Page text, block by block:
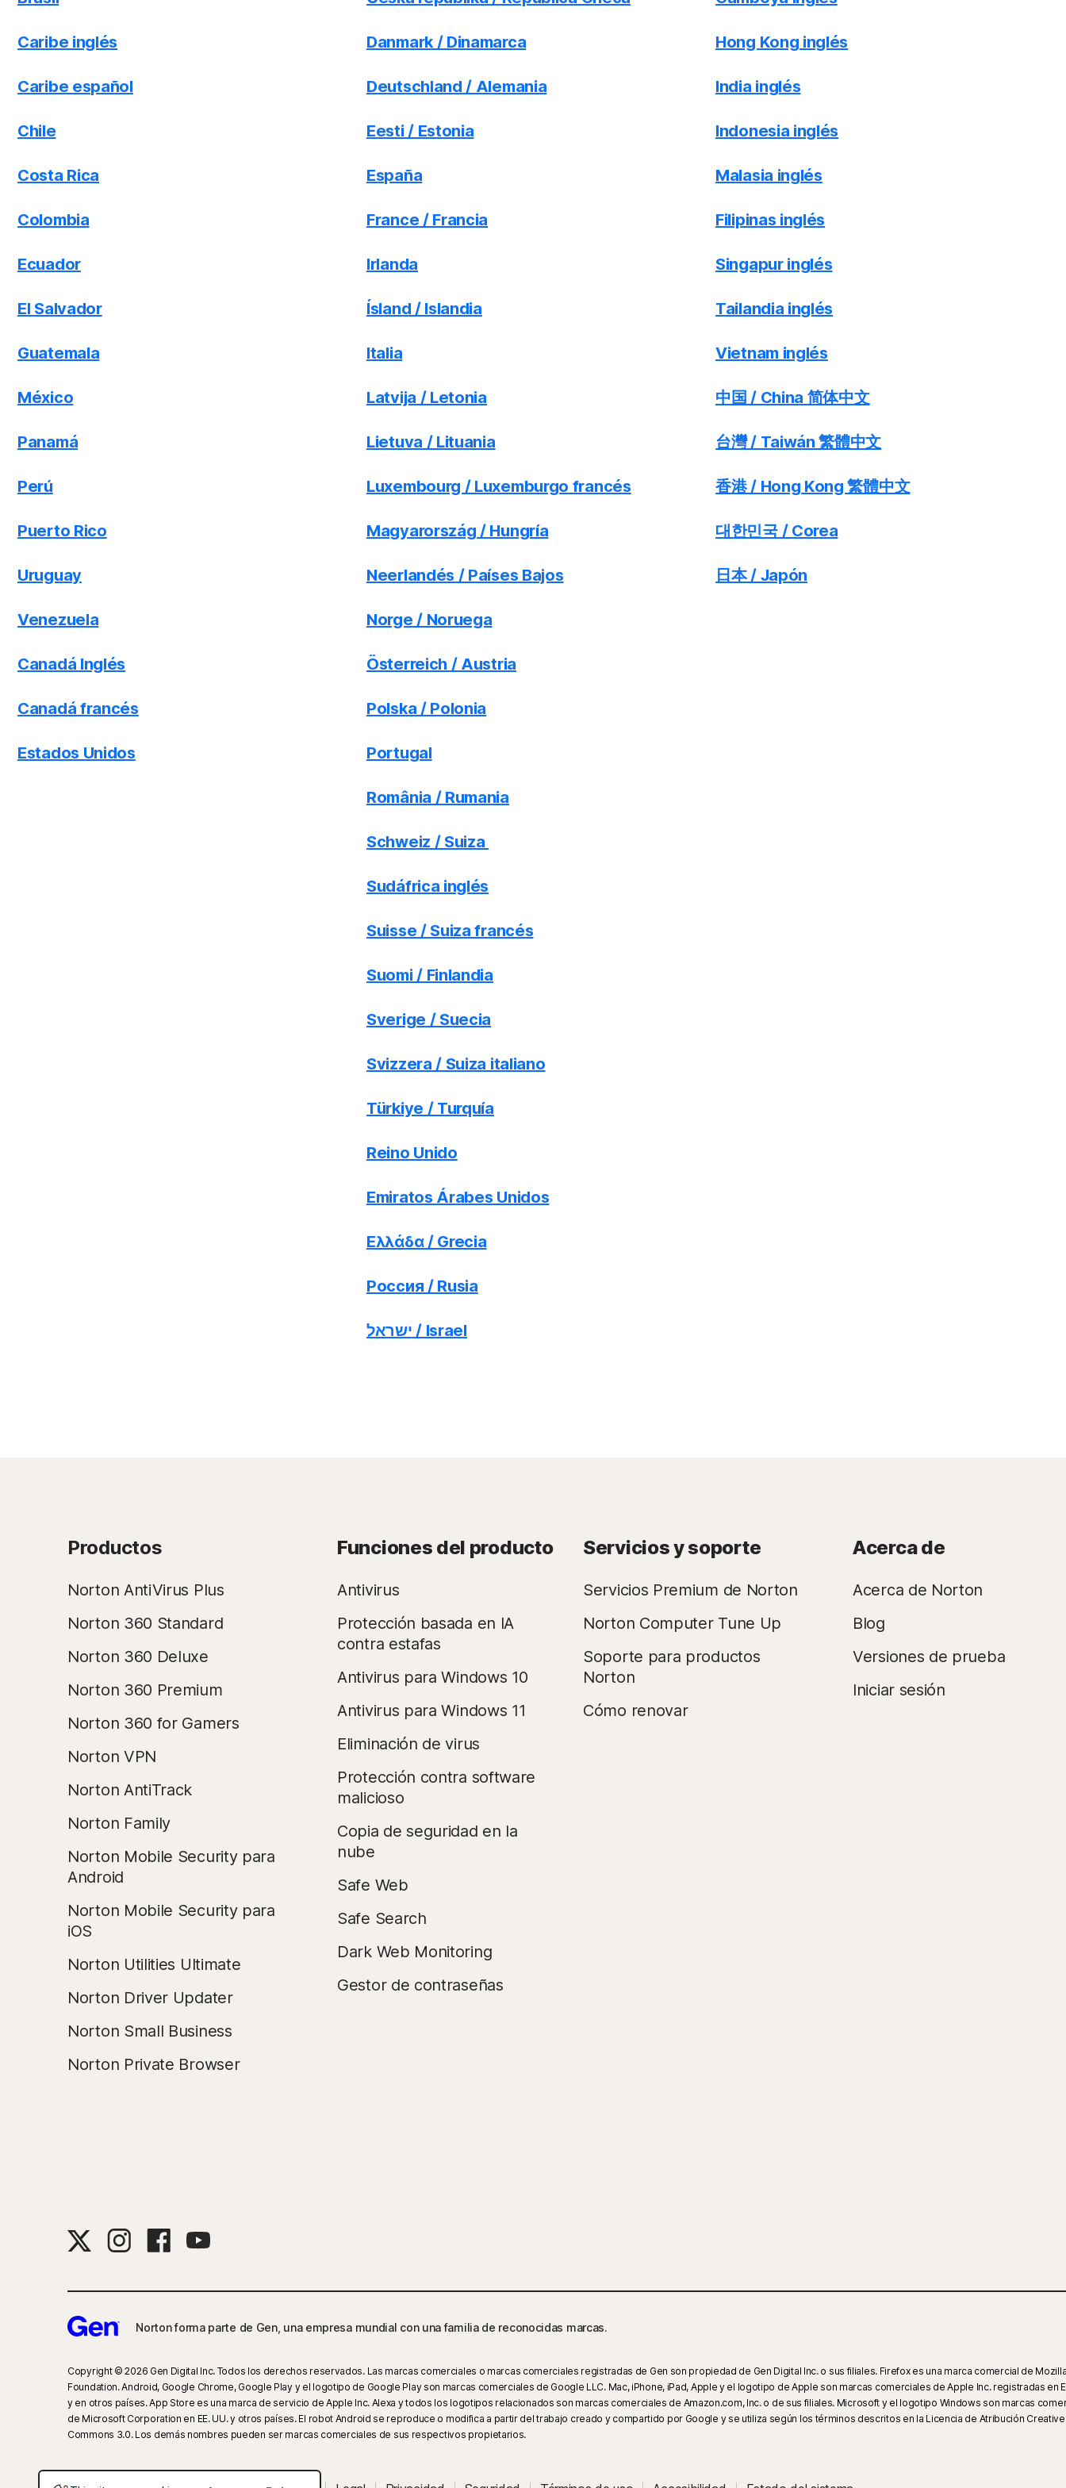
Caribe inglés
Caribe español
Chile
Costa Rica
Colombia
Ecuador
El Salvador
Guatemala
México
Panamá
Perú
Puerto Rico
Uruguay
Venezuela
Canadá Inglés
Canadá francés
Estados Unidos
Danmark / Dinamarca
Deutschland / Alemania
Eesti / Estonia
España
France / Francia
Irlanda
Ísland / Islandia
Italia
Latvija / Letonia
Lietuva / Lituania
Luxembourg / Luxemburgo francés
Magyarország / Hungría
Neerlandés / Países Bajos
Norge / Noruega
Österreich / Austria
Polska / Polonia
Portugal
România / Rumania
Schweiz / Suiza
Sudáfrica inglés
Suisse / Suiza francés
Suomi / Finlandia
Sverige / Suecia
Svizzera / Suiza italiano
Türkiye / Turquía
Reino Unido
Emiratos Árabes Unidos
Ελλάδα / Grecia
Россия / Rusia
ישראל / Israel
Hong Kong inglés
India inglés
Indonesia inglés
Malasia inglés
Filipinas inglés
Singapur inglés
Tailandia inglés
Vietnam inglés
中国 / China 简体中文
台灣 / Taiwán 繁體中文
香港 / Hong Kong 繁體中文
대한민국 / Corea
日本 / Japón
Productos
Norton AntiVirus Plus
Norton 360 Standard
Norton 360 Deluxe
Norton 360 Premium
Norton 360 for Gamers
Norton VPN
Norton AntiTrack
Norton Family
Norton Mobile Security para
Android
Norton Mobile Security para
iOS
Norton Utilities Ultimate
Norton Driver Updater
Norton Small Business
Norton Private Browser
Funciones del producto
Antivirus
Protección basada en IA
contra estafas
Antivirus para Windows 10
Antivirus para Windows 11
Eliminación de virus
Protección contra software
malicioso
Copia de seguridad en la
nube
Safe Web
Safe Search
Dark Web Monitoring
Gestor de contraseñas
Servicios y soporte
Servicios Premium de Norton
Norton Computer Tune Up
Soporte para productos
Norton
Cómo renovar
Acerca de
Acerca de Norton
Blog
Versiones de prueba
Iniciar sesión
Norton forma parte de Gen, una empresa mundial con una familia de reconocidas marcas.
Copyright © 2026 Gen Digital Inc. Todos los derechos reservados. Las marcas comerciales o marcas comerciales registradas de Gen son propiedad de Gen Digital Inc. o sus filiales. Firefox es una marca comercial de
Foundation. Android, Google Chrome, Google Play y el logotipo de Google Play son marcas comerciales de Google LLC. Mac, iPhone, iPad, Apple y el logotipo de Apple son marcas comerciales de Apple Inc. registradas en
y en otros países. App Store es una marca de servicio de Apple Inc. Alexa y todos los logotipos relacionados son marcas comerciales de Amazon.com, Inc. o de sus filiales. Microsoft y el logotipo Windows son marcas
de Microsoft Corporation en EE. UU. y otros países. El robot Android se reproduce o modifica a partir del trabajo creado y compartido por Google y se utiliza según los términos descritos en la Licencia de Atribución Creative
Commons 3.0. Los demás nombres pueden ser marcas comerciales de sus respectivos propietarios.